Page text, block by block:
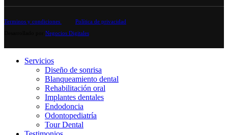
Terminos y condiciones
Política de privacidad
Negocios Digitales
Servicios
Diseño de sonrisa
Blanqueamiento dental
Rehabilitación oral
Implantes dentales
Endodoncia
Odontopediatría
Tour Dental